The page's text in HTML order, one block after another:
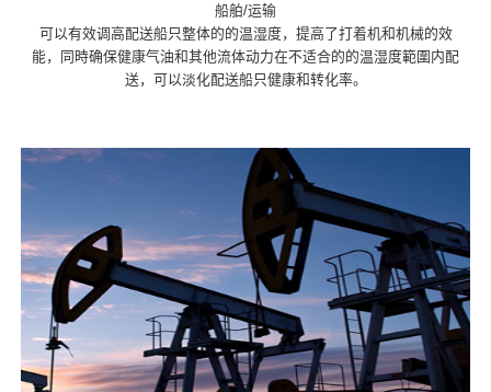
船舶/运输
可以有效调高配送船只整体的的温湿度，提高了打着机和机械的效
能，同時确保健康气油和其他流体动力在不适合的的温湿度範圍内配
送，可以淡化配送船只健康和转化率。